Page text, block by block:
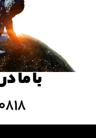
با ما